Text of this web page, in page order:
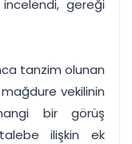
gereği
tanzim olunan
vekilinin
bir görüş
ilişkin ek